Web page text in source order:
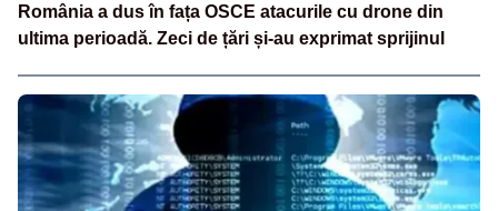
România a dus în fața OSCE atacurile cu drone din
ultima perioadă. Zeci de țări și-au exprimat sprijinul